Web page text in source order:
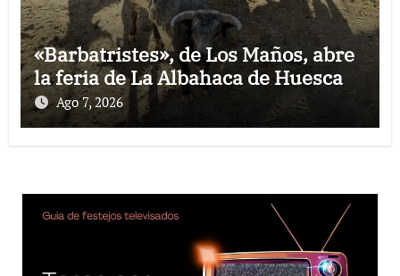
«Barbatristes», de Los Maños, abre
la feria de La Albahaca de Huesca
Ago 7, 2026